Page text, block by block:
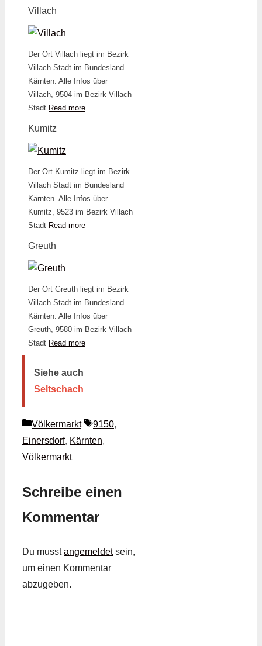
Villach
Der Ort Villach liegt im Bezirk
Villach Stadt im Bundesland
Kärnten. Alle Infos über
Villach, 9504 im Bezirk Villach
Stadt Read more
Kumitz
Der Ort Kumitz liegt im Bezirk
Villach Stadt im Bundesland
Kärnten. Alle Infos über
Kumitz, 9523 im Bezirk Villach
Stadt Read more
Greuth
Der Ort Greuth liegt im Bezirk
Villach Stadt im Bundesland
Kärnten. Alle Infos über
Greuth, 9580 im Bezirk Villach
Stadt Read more
Siehe auch
Seltschach
Kategorien
Völkermarkt Schlagwörter
9150,
Einersdorf, Kärnten,
Völkermarkt
Schreibe einen
Kommentar
Du musstangemeldetsein,
um einen Kommentar
abzugeben.